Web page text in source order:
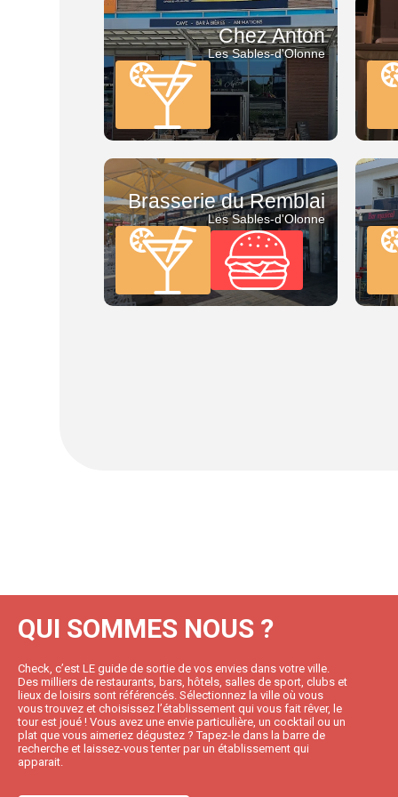
Chez Anton
Les Sables-d'Olonne
Brasserie du Remblai
Les Sables-d'Olonne
QUI SOMMES NOUS ?
Check, c’est LE guide de sortie de vos envies dans votre ville.
Des milliers de restaurants, bars, hôtels, salles de sport, clubs et
lieux de loisirs sont référencés. Sélectionnez la ville où vous
vous trouvez et choisissez l’établissement qui vous fait rêver, le
tour est joué ! Vous avez une envie particulière, un cocktail ou un
plat que vous aimeriez dégustez ? Tapez-le dans la barre de
recherche et laissez-vous tenter par un établissement qui
apparait.